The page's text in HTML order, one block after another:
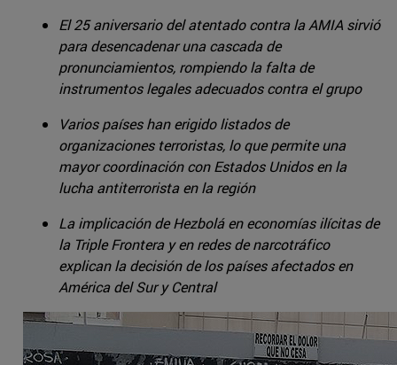
El 25 aniversario del atentado contra la AMIA sirvió
para desencadenar una cascada de
pronunciamientos, rompiendo la falta de
instrumentos legales adecuados contra el grupo
Varios países han erigido listados de
organizaciones terroristas, lo que permite una
mayor coordinación con Estados Unidos en la
lucha antiterrorista en la región
La implicación de Hezbolá en economías ilícitas de
la Triple Frontera y en redes de narcotráfico
explican la decisión de los países afectados en
América del Sur y Central